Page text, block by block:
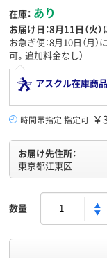
在庫： あり
お届け日：8月11日（火）
お急ぎ便：8月10日（月）
可。追加料金なし）
アスクル在庫商品
時間帯指定 指定可 ￥
お届け先住所：
東京都江東区
数量